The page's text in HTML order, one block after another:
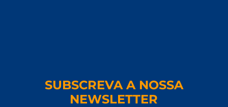
SUBSCREVA A NOSSA
NEWSLETTER